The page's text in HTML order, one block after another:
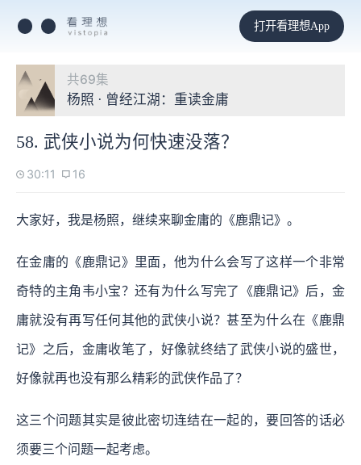
打开看理想App
共69集
杨照 · 曾经江湖：重读金庸
58. 武侠小说为何快速没落？
30:11 16
大家好，我是杨照，继续来聊金庸的《鹿鼎记》。
在金庸的《鹿鼎记》里面，他为什么会写了这样一个非常
奇特的主角韦小宝？还有为什么写完了《鹿鼎记》后，金
庸就没有再写任何其他的武侠小说？甚至为什么在《鹿鼎
记》之后，金庸收笔了，好像就终结了武侠小说的盛世，
好像就再也没有那么精彩的武侠作品了？
这三个问题其实是彼此密切连结在一起的，要回答的话必
须要三个问题一起考虑。